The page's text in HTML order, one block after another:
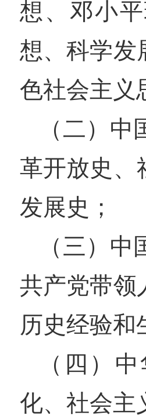
想、邓小
想、科学发
色社会主义
（二）
革开放史、
发展史；
（三）
共产党带领
历史经验和
（四）
化、社会主